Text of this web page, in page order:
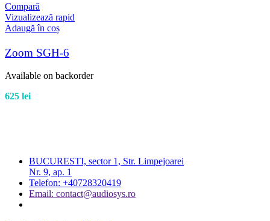
Compară
Vizualizează rapid
Adaugă în coș
Zoom SGH-6
Available on backorder
625 lei
BUCURESTI, sector 1, Str. Limpejoarei
Nr. 9, ap. 1
Telefon: +40728320419
Email: contact@audiosys.ro